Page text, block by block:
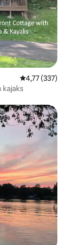
Gemiddelde
4,77 (337)
kajaks